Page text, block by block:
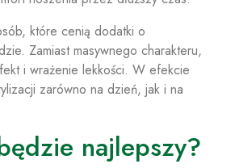
które cenią dodatki o
Zamiast masywnego charakteru,
i wrażenie lekkości. W efekcie
zarówno na dzień, jak i na
najlepszy?